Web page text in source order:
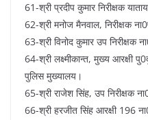
61-श्री प्रदीप कुमार निरीक्षक
62-श्री मनोज मैनवाल, निरीक्षक
63-श्री विनोद कुमार उप निरीक्षक
64-श्री लक्ष्मीकान्त, मुख्य आरक्षी
पुलिस मुख्यालय।
65-श्री राजेश सिंह, उप निरीक्षक
66-श्री हरजीत सिंह आरक्षी 196